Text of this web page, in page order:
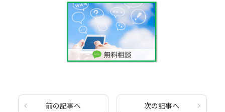
前の記事へ 次の記事へ